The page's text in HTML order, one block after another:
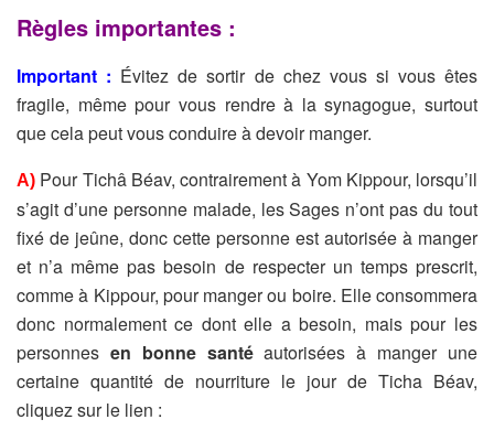
Règles importantes :
Important : Évitez de sortir de chez vous si vous êtes
fragile, même pour vous rendre à la synagogue, surtout
que cela peut vous conduire à devoir manger.
A) Pour Tichâ Béav, contrairement à Yom Kippour, lorsqu’il
s’agit d’une personne malade, les Sages n’ont pas du tout
fixé de jeûne, donc cette personne est autorisée à manger
et n’a même pas besoin de respecter un temps prescrit,
comme à Kippour, pour manger ou boire. Elle consommera
donc normalement ce dont elle a besoin, maispour les
personnes en bonne santéautorisées à manger une
certaine quantité de nourriture le jour de Ticha Béav,
cliquez sur le lien :